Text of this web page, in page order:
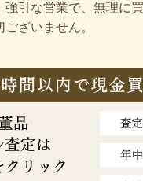
強引な営業で、無理に
ざいません。